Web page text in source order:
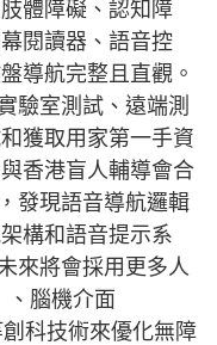
體障礙、認知障
閱讀器、語音控
導航完整且直觀。
驗室測試、遠端測
獲取用家第一手資
香港盲人輔導會合
發現語音導航邏輯
構和語音提示系
來將會採用更多人
、腦機介面
科技術來優化無障